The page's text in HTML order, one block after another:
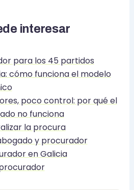
interesar
para los 45 partidos
cómo funciona el modelo
poco control: por qué el
no funciona
la procura
y procurador
en Galicia